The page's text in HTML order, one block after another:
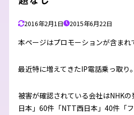
2016年2月1日 2015年6月22日
本ページはプロモーションが含まれ
最近特に増えてきたIP電話乗っ取り。
被害が確認されている会社はNHK
日本」60件「NTT西日本」40件「